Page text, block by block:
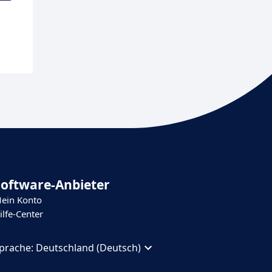
Anbieter
Konto
Center
Deutschland (Deutsch)